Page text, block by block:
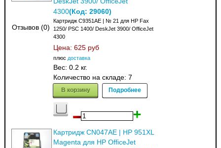
Отзывов (0)
4300(Код:29060)
Картридж C9351AE | № 21 для HP Fax
1250/ PSC 1400/ DeskJet 3900/ OfficeJet
4300
Цена:625 руб
плюс доставка
Вес:0.2 кг.
Количество на складе:7
В корзину Подробнее
Картридж CN047AE | HP 951XL
Magenta для HP OfficeJet